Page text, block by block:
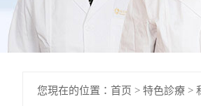
您現在的位置： 首页 > 特色診療 >